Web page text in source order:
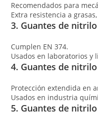
Recomendados para
Extra resistencia a
3. Guantes de
Cumplen EN 374.
Usados en laboratorios y
4. Guantes de
Protección extendida en
Usados en industria
5. Guantes de